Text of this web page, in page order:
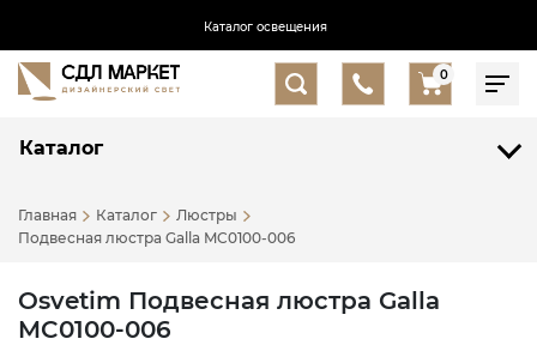
Каталог освещения
0
Каталог
Главная Каталог
Люстры
Подвесная люстра Galla MC0100-006
Osvetim Подвесная люстра Galla
MC0100-006